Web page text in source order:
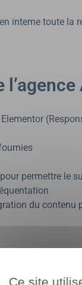
interne toute
permettre le
du contenu
Ce site